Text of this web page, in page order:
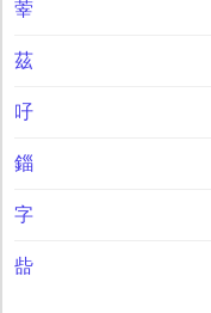
䔂
茲
吇
錙
字
啙